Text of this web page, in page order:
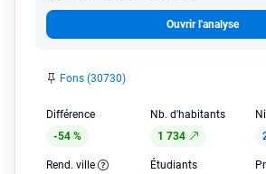
Ouvrir l'analyse
Fons (30730)
Différence
-54 %
Nb. d'habitants
1 734
Rend. ville
Étudiants